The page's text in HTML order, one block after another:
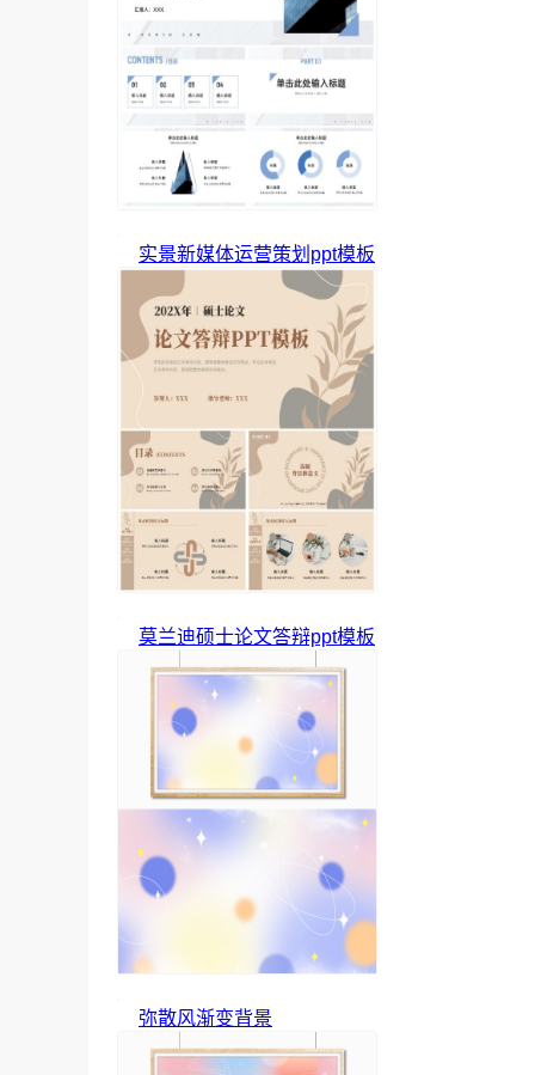
实景新媒体运营策划ppt模板
莫兰迪硕士论文答辩ppt模板
弥散风渐变背景